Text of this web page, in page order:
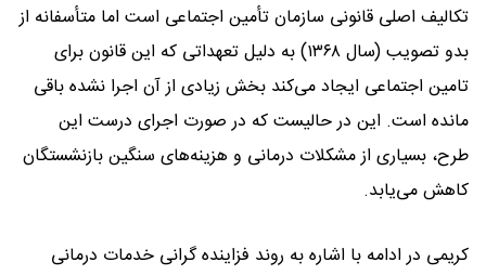
تکالیف اصلی قانونی سازمان تأمین اجتماعی است اما متأسفانه از
بدو تصویب (سال ۱۳۶۸) به دلیل تعهداتی که این قانون برای
تامین اجتماعی ایجاد می‌کند بخش زیادی از آن اجرا نشده باقی
مانده است. این در حالیست که در صورت اجرای درست این
طرح، بسیاری از مشکلات درمانی و هزینه‌های سنگین بازنشستگان
کاهش می‌یابد.
کریمی در ادامه با اشاره به روند فزاینده گرانی خدمات درمانی